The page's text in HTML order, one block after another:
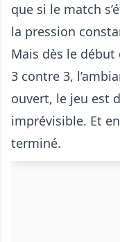
que si le match
la pression
Mais dès le
3 contre 3,
ouvert, le jeu est
imprévisible. Et
terminé.